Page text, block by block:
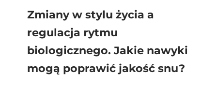
Zmiany w stylu życia a
regulacja rytmu
biologicznego. Jakie nawyki
mogą poprawić jakość snu?